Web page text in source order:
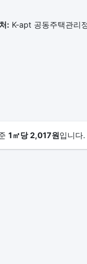
: K-apt 공동주택관리
1㎡당 2,017원입니다.